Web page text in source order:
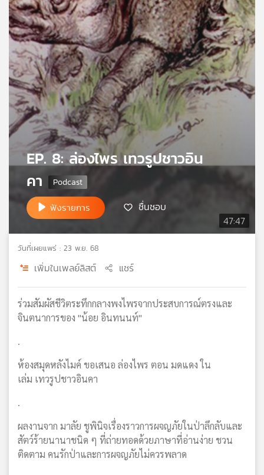
เกี่ยว
กับ
เรา
เครือ
ข่าย
วิทยุ
วิทยุ
เครือ
ข่าย
47:47
EP. 8: ล่องไพร เทวรูปชาวอิน
คา
ฟังรายการ ชื่นชอบ
วันที่เผยแพร่ : 23 พ.ย. 68
เพิ่มในเพลย์ลิสต์ แชร์
ร่วมสัมผัสชีวิตระทึกกลางพงไพรจากประสบการณ์ตรงและ
จินตนาการของ "น้อย อินทนนท์"
.
ห้องสมุดหลังไมค์ ขอเสนอ ล่องไพร ตอน มดแดง ใน
เล่ม เทวรูปชาวอินคา
.
ผลงานจาก มาลัย ชูพินิจเรื่องราวการผจญภัยในป่าลึกลับและ
สัตว์ร้ายนานาชนิด ๆ ที่ถ่ายทอดด้วยภาษาที่อ่านง่าย ชวน
ติดตาม คนรักป่าและการผจญภัยไม่ควรพลาด